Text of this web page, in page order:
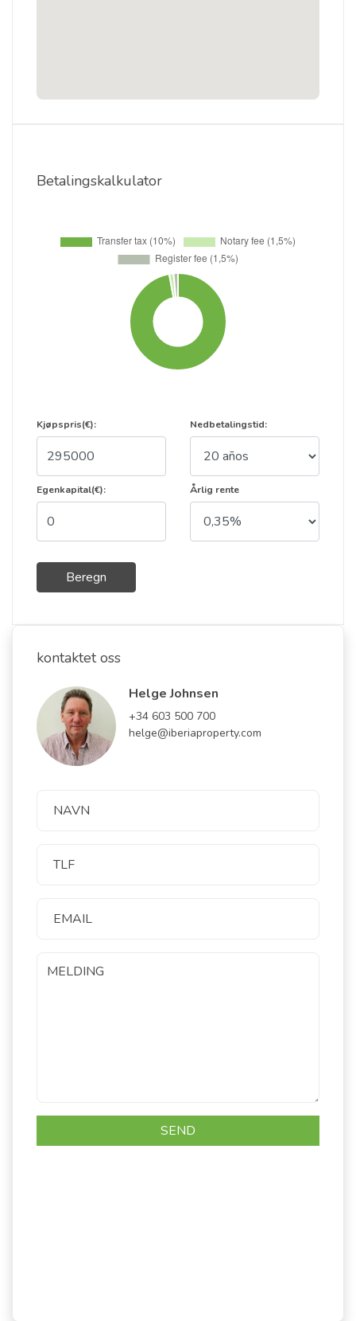
Betalingskalkulator
Kjøpspris(€):
Egenkapital(€):
Beregn
Nedbetalingstid:
Årlig rente
kontaktet oss
Helge Johnsen
+34 603 500 700
helge@iberiaproperty.com